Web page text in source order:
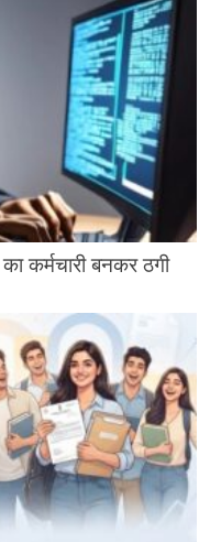
कर्मचारी बनकर ठगी